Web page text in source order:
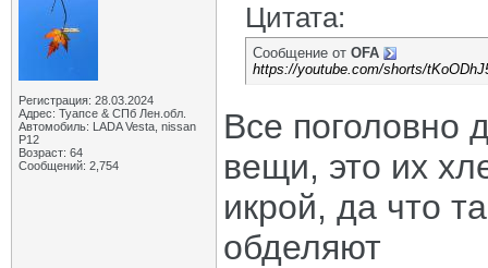
Регистрация: 28.03.2024
Адрес: Туапсе & СПб Лен.обл.
Автомобиль: LADA Vesta, nissan
P12
Возраст: 64
Сообщений: 2,754
Цитата:
Сообщение от OFA
https://youtube.com/shorts/
Все поголовно
вещи, это их
икрой, да что
обделяют